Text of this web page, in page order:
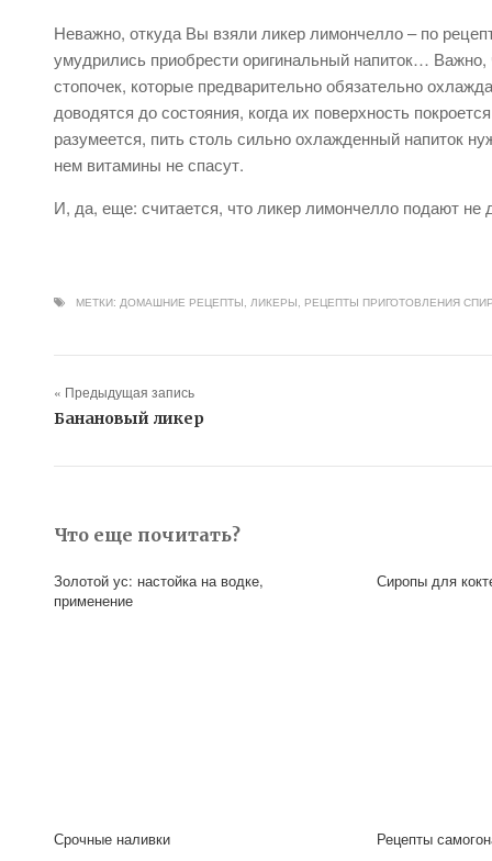
Неважно, откуда Вы взяли ликер лимончелло – по
умудрились приобрести оригинальный напиток…
стопочек, которые предварительно обязательно
доводятся до состояния, когда их поверхность
разумеется, пить столь сильно охлажденный напиток
нем витамины не спасут.
И, да, еще: считается, что ликер лимончелло подают
МЕТКИ: ДОМАШНИЕ РЕЦЕПТЫ, ЛИКЕРЫ, РЕЦЕПТЫ ПРИГОТОВЛЕНИЯ
« Предыдущая запись
Банановый ликер
Что еще почитать?
Золотой ус: настойка на водке,
применение
Сиропы для
Срочные наливки Рецепты